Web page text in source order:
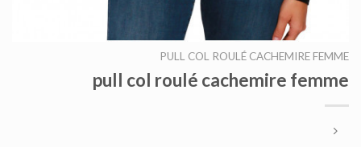
PULL COL ROULÉ CACHEMIRE FEMME
pull col roulé cachemire femme